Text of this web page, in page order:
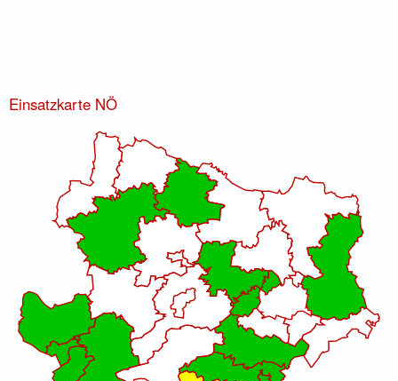
Einsatzkarte NÖ